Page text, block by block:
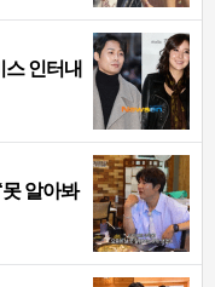
스 인터내
알아봐